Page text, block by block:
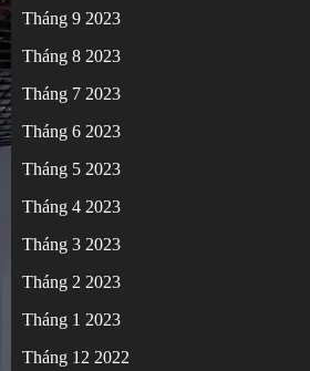
Tháng 9 2023
Tháng 8 2023
Tháng 7 2023
Tháng 6 2023
Tháng 5 2023
Tháng 4 2023
Tháng 3 2023
Tháng 2 2023
Tháng 1 2023
Tháng 12 2022